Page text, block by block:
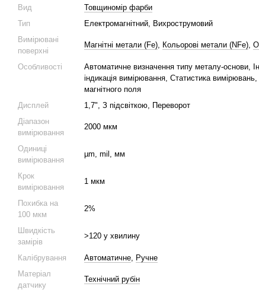
Вид
Товщиномір фарби
Тип
Електромагнітний, Вихрострумовий
Вимірювані
поверхні
Магнітні метали (Fe), Кольорові метали (NFe),
Особливості
Автоматичне визначення типу металу-основи,
індикація вимірювання, Статистика
магнітного поля
Дисплей
1,7", З підсвіткою, Переворот
Діапазон
вимірювання
2000 мкм
Одиниці
вимірювання
µm, mil, мм
Крок
вимірювання
1 мкм
Похибка на
100 мкм
2%
Швидкість
замірів
>120 у хвилину
Калібрування Автоматичне, Ручне
Матеріал
датчику
Технічний рубін